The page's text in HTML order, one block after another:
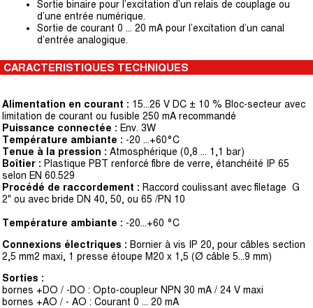
Sortie binaire pour l’excitation d’un relais de couplage ou
d’une entrée numérique.
Sortie de courant 0 ... 20 mA pour l’excitation d’un canal
d’entrée analogique.
CARACTERISTIQUES TECHNIQUES
Alimentation en courant : 15...26 V DC ± 10 % Bloc-secteur avec
limitation de courant ou fusible 250 mA recommandé
Puissance connectée : Env. 3W
Température ambiante : -20 ...+60°C
Tenue à la pression : Atmosphérique (0,8 ... 1,1 bar)
Boîtier : Plastique PBT renforcé fibre de verre, étanchéité IP 65
selon EN 60.529
Procédé de raccordement : Raccord coulissant avec filetage G
2" ou avec bride DN 40, 50, ou 65 /PN 10
Température ambiante : -20...+60 °C
Connexions électriques : Bornier à vis IP 20, pour câbles section
2,5 mm2 maxi, 1 presse étoupe M20 x 1,5 (Ø câble 5...9 mm)
Sorties :
bornes +DO / -DO : Opto-coupleur NPN 30 mA / 24 V maxi
bornes +AO / - AO : Courant 0 ... 20 mA